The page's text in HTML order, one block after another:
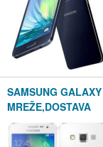
SAMSUNG
MREŽE,DOSTAVA